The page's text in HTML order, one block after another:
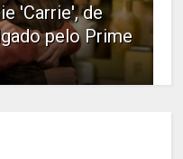
'Carrie', de
pelo Prime